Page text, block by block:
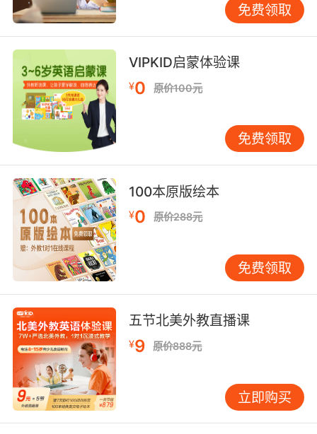
儿童在线英语机构哪家好接着看老师 老师更是需
要重点考察的，首先老师必须要具备专业的英语
知识水平，这样才能带领着孩子接受系统的学
习。然后就是老师需要掌握一口流利并且标准的
口语，这样才能影响孩子的听力和口语，孩子只
有输入了标准的听力，才能有正确的口语输出。
最后就是老师最好是有丰富的教学经验，这样他
们在面对任何学生的时候都可以做到游刃有余，
这样对于孩子英语水平的提升也是非常有帮助
的。
免费领取
VIPKID启蒙体验课
¥0 原价100元
免费领取
100本原版绘本
¥0 原价288元
免费领取
五节北美外教直播课
¥9 原价888元
立即购买